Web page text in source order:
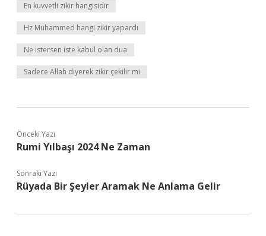
En kuvvetli zikir hangisidir
Hz Muhammed hangi zikir yapardı
Ne istersen iste kabul olan dua
Sadece Allah diyerek zikir çekilir mi
Önceki Yazı
Rumi Yılbaşı 2024 Ne Zaman
Sonraki Yazı
Rüyada Bir Şeyler Aramak Ne Anlama Gelir